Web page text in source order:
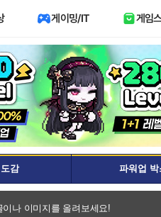
게이밍/IT 게임
감 파워업 박
나 이미지를 올려보세요!